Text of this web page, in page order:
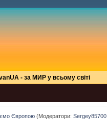
- за МИР у всьому світі
Європою (Модератори:Sergey85700